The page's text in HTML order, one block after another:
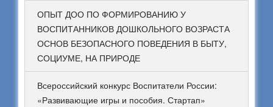
ОПЫТ ДОО ПО ФОРМИРОВАНИЮ У
ВОСПИТАННИКОВ ДОШКОЛЬНОГО ВОЗРАСТА
ОСНОВ БЕЗОПАСНОГО ПОВЕДЕНИЯ В БЫТУ,
СОЦИУМЕ, НА ПРИРОДЕ
Всероссийский конкурс Воспитатели России:
«Развивающие игры и пособия. Стартап»